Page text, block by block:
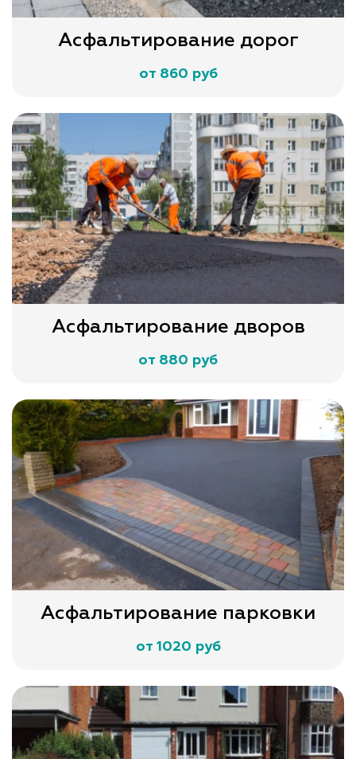
Асфальтирование дорог
от 860 руб
Асфальтирование дворов
от 880 руб
Асфальтирование парковки
от 1020 руб